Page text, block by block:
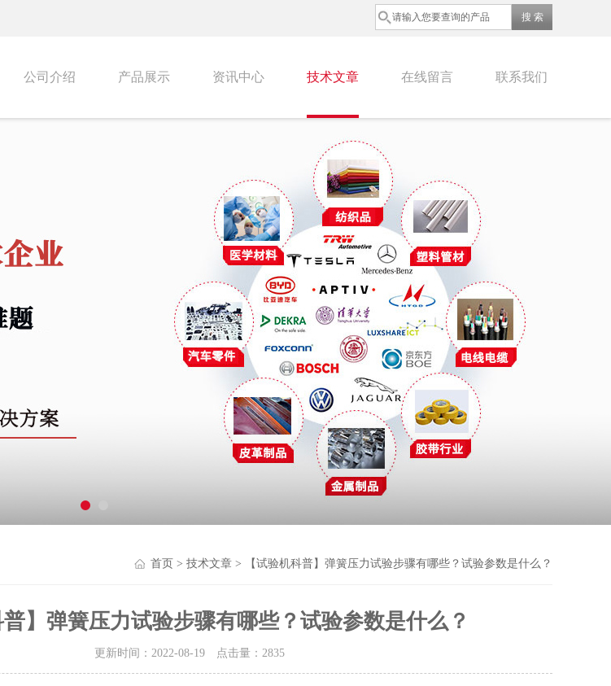
公司介绍 产品展示 资讯中心 技术文章 在线留言 联系我们
首页 > 技术文章 > 【试验机科普】弹簧压力试验步骤有哪些？试验参数是什么？
普】弹簧压力试验步骤有哪些？试验参数是什么？
更新时间：2022-08-19 点击量： 2835